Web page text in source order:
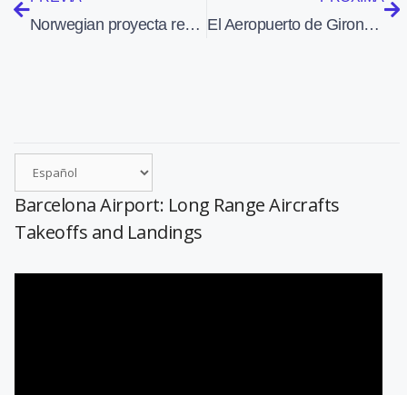
Norwegian proyecta realizar en 2016 vuelos de largo radio desde Barcelona El Aeropuerto de Girona ha perdido en tres años más de 800 empleos
Barcelona Airport: Long Range Aircrafts
Takeoffs and Landings